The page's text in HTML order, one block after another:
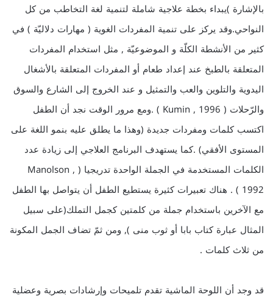
بالإشارة )يبداء بخطة علاجية شاملة لتنمية لغة التخاطب من كل
النواحي.وقد يركز على تنمية المفردات الغوية ( مهارات دلاليّة ) في
كثير من الأنشطة الكلّة و الموضوعيّة , مثل استخدام المفردات
المتعلقة بالطبخ عند إعداد طعام أو المفردات المتعلقة بالأشغال
اليدوية والتلوين والعب والتمثيل و عند الخروج إلى الشارع والسوق
والرّحلات ( Kumin , 1996 ) .ومع مرور الوقت نجد أن الطفل
اكتسب كلمات ومفردات جديدة (وهذا ما يطلق عليه بنمو اللغة على
المستوى الأفقي) .كما يستهدف البرنامج العلاجي إلى زيادة عدد
الكلمات المستخدمة في الجملة الواحدة تدريجيا ( Manolson ,
1992 ) . هناك تعبيرات كثيرة يستطيع الطفل أن يتواصل بها الطفل
مع الآخرين باستخدام جملة من كلمتين كجمل التملك(على سبيل
المثال عبارة كتاب بابا أو ثوب منى ), ومن ثمّ تضاف الجمل المكونة
من ثلاث كلمات .
قد وجد أن اللوحة الماشية تقدم تلميحات وإرشادات بصرية وعضلية